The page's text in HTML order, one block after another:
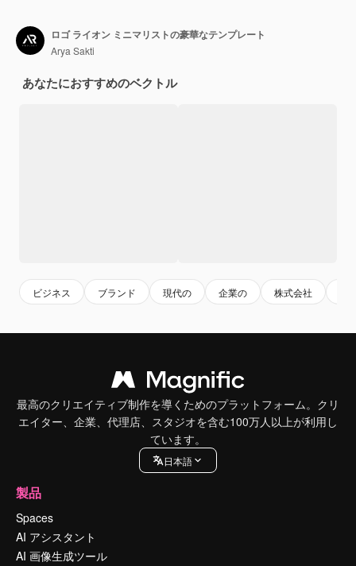
ロゴ ライオン ミニマリストの豪華なテンプレート
Arya Sakti
あなたにおすすめのベクトル
ビジネス ブランド 現代の 企業の 株式会社
最高のクリエイティブ制作を導くためのプラットフォーム。クリ
エイター、企業、代理店、スタジオを含む100万人以上が利用し
ています。
日本語
製品
Spaces
AI アシスタント
AI 画像生成ツール